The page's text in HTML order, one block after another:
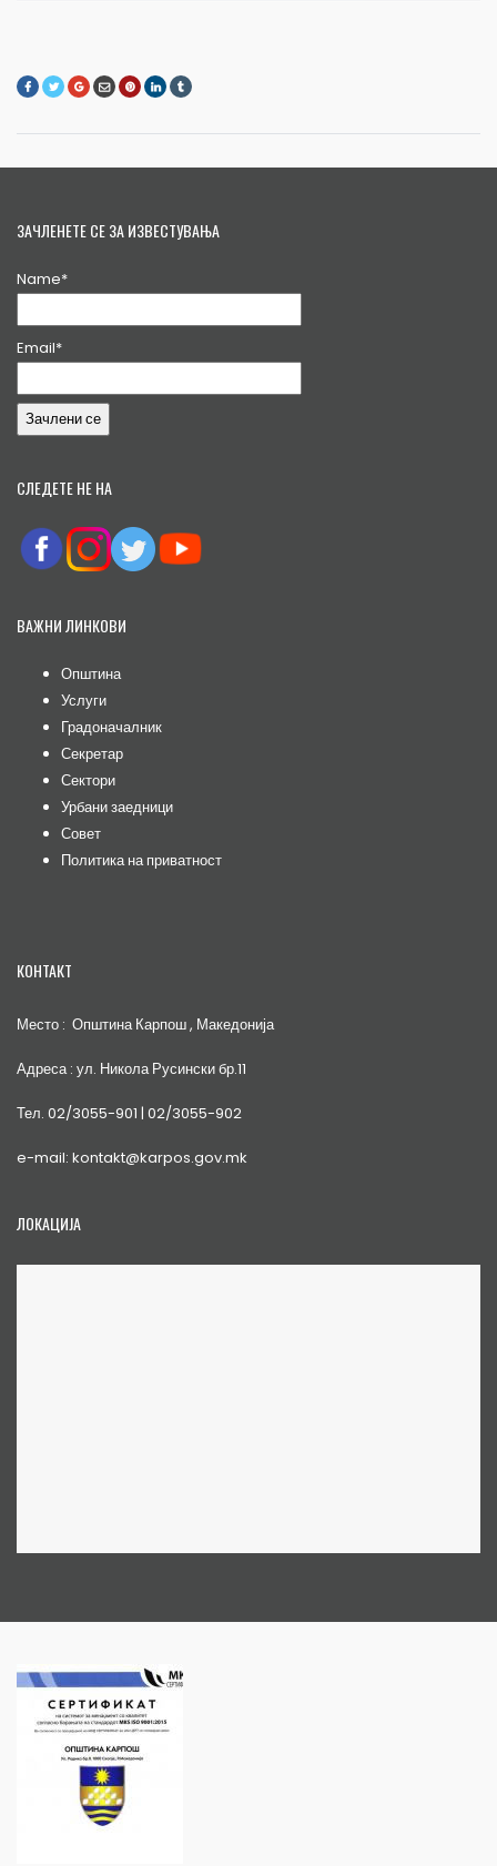
ЗАЧЛЕНЕТЕ СЕ ЗА ИЗВЕСТУВАЊА
Name*
Email*
СЛЕДЕТЕ НЕ НА
ВАЖНИ ЛИНКОВИ
Општина
Услуги
Градоначалник
Секретар
Сектори
Урбани заедници
Совет
Политика на приватност
КОНТАКТ
Место : Општина Карпош , Македонија
Адреса : ул. Никола Русински бр.11
Тел. 02/3055-901 | 02/3055-902
e-mail: kontakt@karpos.gov.mk
ЛОКАЦИЈА